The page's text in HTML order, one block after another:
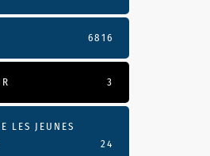
6816
3
LES JEUNES
24